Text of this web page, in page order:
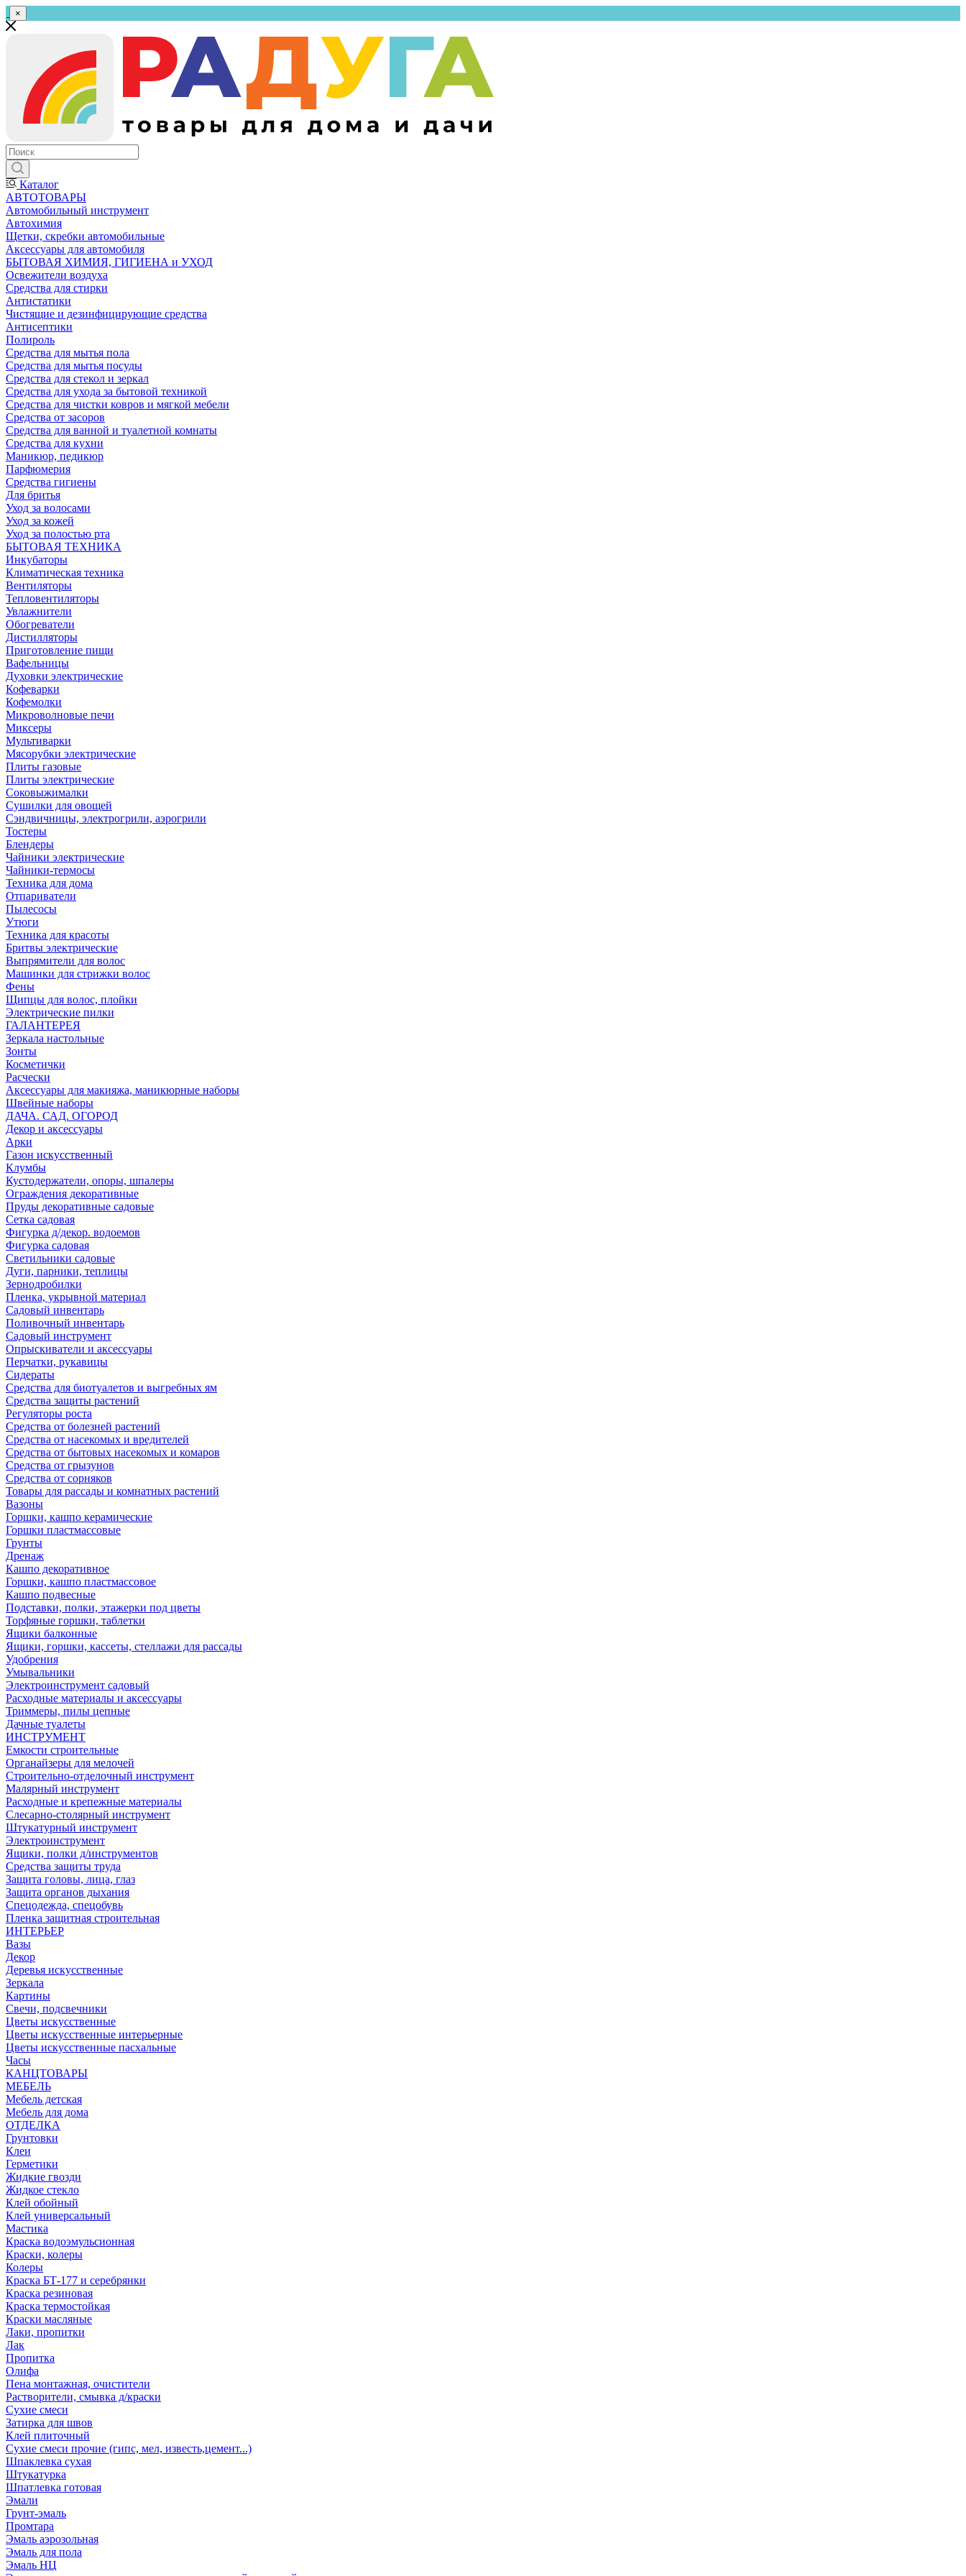
×
Каталог
АВТОТОВАРЫ
Автомобильный инструмент
Автохимия
Щетки, скребки автомобильные
Аксессуары для автомобиля
БЫТОВАЯ ХИМИЯ, ГИГИЕНА и УХОД
Освежители воздуха
Средства для стирки
Антистатики
Чистящие и дезинфицирующие средства
Антисептики
Полироль
Средства для мытья пола
Средства для мытья посуды
Средства для стекол и зеркал
Средства для ухода за бытовой техникой
Средства для чистки ковров и мягкой мебели
Средства от засоров
Средства для ванной и туалетной комнаты
Средства для кухни
Маникюр, педикюр
Парфюмерия
Средства гигиены
Для бритья
Уход за волосами
Уход за кожей
Уход за полостью рта
БЫТОВАЯ ТЕХНИКА
Инкубаторы
Климатическая техника
Вентиляторы
Тепловентиляторы
Увлажнители
Обогреватели
Дистилляторы
Приготовление пищи
Вафельницы
Духовки электрические
Кофеварки
Кофемолки
Микроволновые печи
Миксеры
Мультиварки
Мясорубки электрические
Плиты газовые
Плиты электрические
Соковыжималки
Сушилки для овощей
Сэндвичницы, электрогрили, аэрогрили
Тостеры
Блендеры
Чайники электрические
Чайники-термосы
Техника для дома
Отпариватели
Пылесосы
Утюги
Техника для красоты
Бритвы электрические
Выпрямители для волос
Машинки для стрижки волос
Фены
Щипцы для волос, плойки
Электрические пилки
ГАЛАНТЕРЕЯ
Зеркала настольные
Зонты
Косметички
Расчески
Аксессуары для макияжа, маникюрные наборы
Швейные наборы
ДАЧА. САД. ОГОРОД
Декор и аксессуары
Арки
Газон искусственный
Клумбы
Кустодержатели, опоры, шпалеры
Ограждения декоративные
Пруды декоративные садовые
Сетка садовая
Фигурка д/декор. водоемов
Фигурка садовая
Светильники садовые
Дуги, парники, теплицы
Зернодробилки
Пленка, укрывной материал
Садовый инвентарь
Поливочный инвентарь
Садовый инструмент
Опрыскиватели и аксессуары
Перчатки, рукавицы
Сидераты
Средства для биотуалетов и выгребных ям
Средства защиты растений
Регуляторы роста
Средства от болезней растений
Средства от насекомых и вредителей
Средства от бытовых насекомых и комаров
Средства от грызунов
Средства от сорняков
Товары для рассады и комнатных растений
Вазоны
Горшки, кашпо керамические
Горшки пластмассовые
Грунты
Дренаж
Кашпо декоративное
Горшки, кашпо пластмассовое
Кашпо подвесные
Подставки, полки, этажерки под цветы
Торфяные горшки, таблетки
Ящики балконные
Ящики, горшки, кассеты, стеллажи для рассады
Удобрения
Умывальники
Электроинструмент садовый
Расходные материалы и аксессуары
Триммеры, пилы цепные
Дачные туалеты
ИНСТРУМЕНТ
Емкости строительные
Органайзеры для мелочей
Строительно-отделочный инструмент
Малярный инструмент
Расходные и крепежные материалы
Слесарно-столярный инструмент
Штукатурный инструмент
Электроинструмент
Ящики, полки д/инструментов
Средства защиты труда
Защита головы, лица, глаз
Защита органов дыхания
Спецодежда, спецобувь
Пленка защитная строительная
ИНТЕРЬЕР
Вазы
Декор
Деревья искусственные
Зеркала
Картины
Свечи, подсвечники
Цветы искусственные
Цветы искусственные интерьерные
Цветы искусственные пасхальные
Часы
КАНЦТОВАРЫ
МЕБЕЛЬ
Мебель детская
Мебель для дома
ОТДЕЛКА
Грунтовки
Клеи
Герметики
Жидкие гвозди
Жидкое стекло
Клей обойный
Клей универсальный
Мастика
Краска водоэмульсионная
Краски, колеры
Колеры
Краска БТ-177 и серебрянки
Краска резиновая
Краска термостойкая
Краски масляные
Лаки, пропитки
Лак
Пропитка
Олифа
Пена монтажная, очистители
Растворители, смывка д/краски
Сухие смеси
Затирка для швов
Клей плиточный
Сухие смеси прочие (гипс, мел, известь,цемент...)
Шпаклевка сухая
Штукатурка
Шпатлевка готовая
Эмали
Грунт-эмаль
Промтара
Эмаль аэрозольная
Эмаль для пола
Эмаль НЦ